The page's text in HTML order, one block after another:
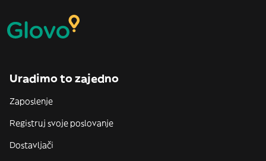
Uradimo to zajedno
Zaposlenje
Registruj svoje poslovanje
Dostavljači